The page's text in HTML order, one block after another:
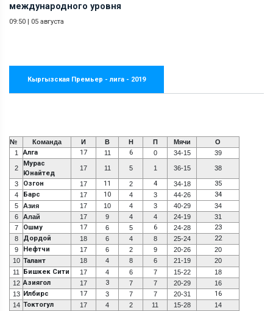
международного уровня
09:50 | 05 августа
Кыргызская Премьер - лига - 2019
№ Команда И В Н П Мячи
О
1
Алга 17 11 6 0 34-15 39
2
Мурас
Юнайтед
17 11 5 1 36-15 38
3 Озгон 17 11 2 4 34-18 35
4 Барс 17 10 4 3 44-26 34
5 Азия 17 10 4 3 40-29
34
6
Алай 17 9 4 4 24-19
31
7
Ошму 17 6 5 6 24-28 23
8 Дордой 18 6 4 8 25-24 22
9 Нефтчи 17 6 2 9 20-26
20
10 Талант 18 4 8 6 21-19
20
11
Бишкек Сити 17 4 6 7 15-22
18
12 Азиягол 17 3 7 7 20-29
16
13 Илбирс 17 3 7 7 20-31 16
14 Токтогул 17 4 2 11 15-28
14